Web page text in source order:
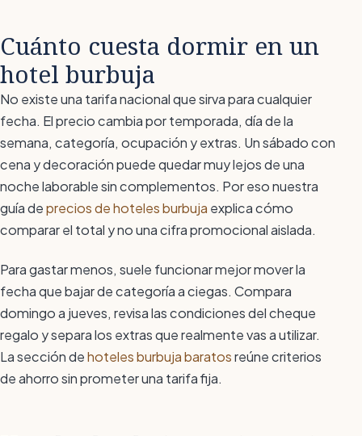
Cuánto cuesta dormir en un
hotel burbuja
No existe una tarifa nacional que sirva para cualquier
fecha. El precio cambia por temporada, día de la
semana, categoría, ocupación y extras. Un sábado con
cena y decoración puede quedar muy lejos de una
noche laborable sin complementos. Por eso nuestra
guía deprecios de hoteles burbuja explica cómo
comparar el total y no una cifra promocional aislada.
Para gastar menos, suele funcionar mejor mover la
fecha que bajar de categoría a ciegas. Compara
domingo a jueves, revisa las condiciones del cheque
regalo y separa los extras que realmente vas a utilizar.
La sección dehoteles burbuja baratosreúne criterios
de ahorro sin prometer una tarifa fija.